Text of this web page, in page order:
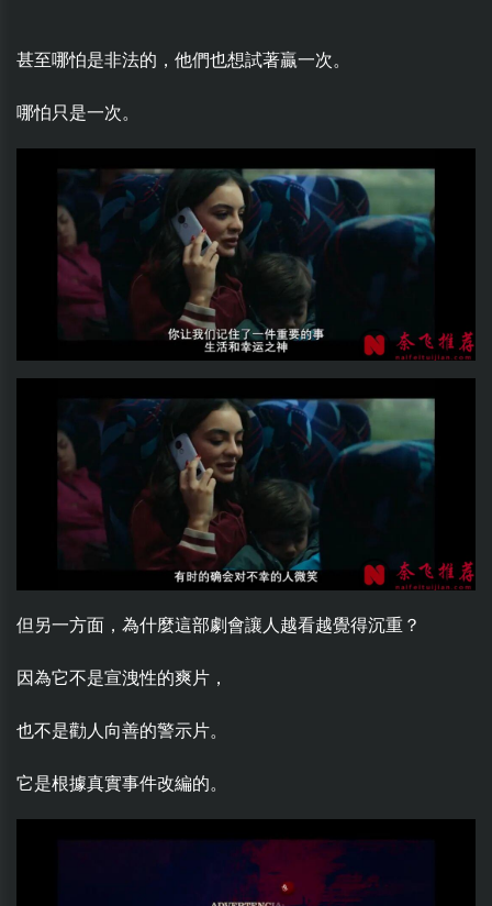
甚至哪怕是非法的，他們也想試著贏一次。
哪怕只是一次。
但另一方面，為什麼這部劇會讓人越看越覺得沉重？
因為它不是宣洩性的爽片，
也不是勸人向善的警示片。
它是根據真實事件改編的。